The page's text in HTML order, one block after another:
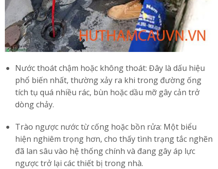
Nước thoát chậm hoặc không thoát: Đây là dấu hiệu
phổ biến nhất, thường xảy ra khi trong đường ống
tích tụ quá nhiều rác, bùn hoặc dầu mỡ gây cản trở
dòng chảy.
Trào ngược nước từ cống hoặc bồn rửa: Một biểu
hiện nghiêm trọng hơn, cho thấy tình trạng tắc nghẽn
đã lan sâu vào hệ thống chính và đang gây áp lực
ngược trở lại các thiết bị trong nhà.